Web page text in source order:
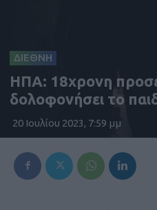
ΔΙΕΘΝΗ
ΗΠΑ: 18χρονη
δολοφονήσει το
20 Ιουλίου 2023, 7:59 μμ